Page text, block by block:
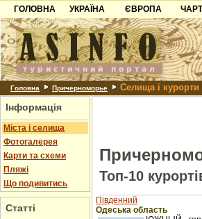
ГОЛОВНА
УКРАЇНА
Карпати
Азов
Причорноморря
Шацьк
ЄВРОПА
Чорногорія
Хорватія
Болгарія
Албанія
Головна Причерноморье Селища і курорти
Інформація
Міста і селища
Фотогалерея
Карти та схеми
Пляжі
Що подивитись
Статті
Топ-10
Південний
Одеська область